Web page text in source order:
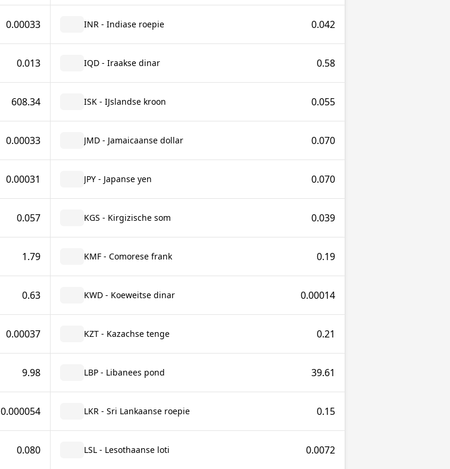
0.00033 INR - Indiase roepie 0.042
0.013 IQD - Iraakse dinar 0.58
608.34 ISK - IJslandse kroon 0.055
0.00033 JMD - Jamaicaanse dollar 0.070
0.00031 JPY - Japanse yen 0.070
0.057 KGS - Kirgizische som 0.039
1.79 KMF - Comorese frank 0.19
0.63 KWD - Koeweitse dinar 0.00014
0.00037 KZT - Kazachse tenge 0.21
9.98 LBP - Libanees pond 39.61
0.000054 LKR - Sri Lankaanse roepie 0.15
0.080 LSL - Lesothaanse loti 0.0072